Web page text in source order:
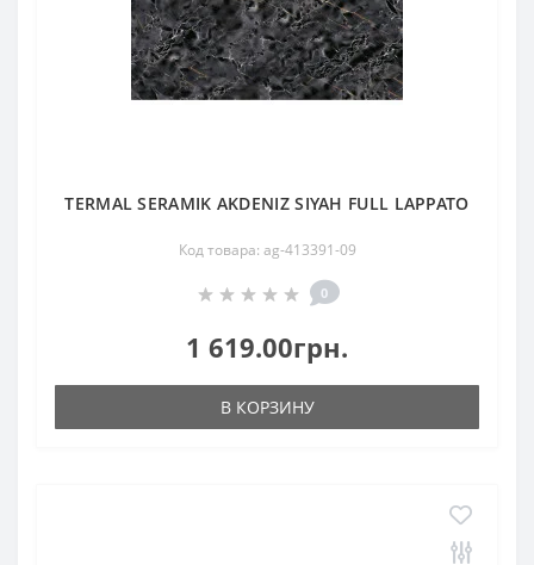
TERMAL SERAMIK AKDENIZ SIYAH FULL LAPPATO
Код товара: ag-413391-09
0
1 619.00грн.
В КОРЗИНУ